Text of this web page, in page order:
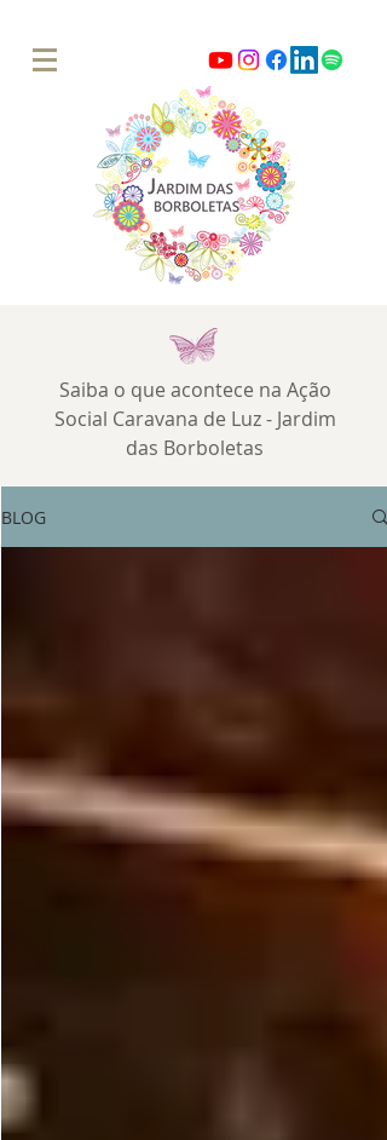
Saiba o que acontece na Ação
Social Caravana de Luz - Jardim
das Borboletas
BLOG